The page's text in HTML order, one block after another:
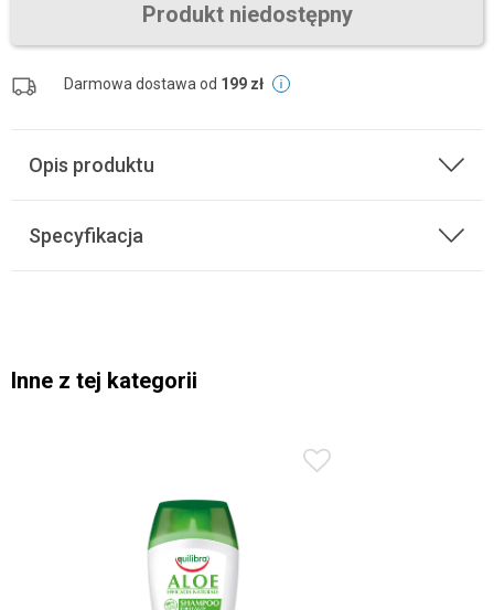
Produkt niedostępny
Darmowa dostawa od 199 zł
Opis produktu
Specyfikacja
Inne z tej kategorii